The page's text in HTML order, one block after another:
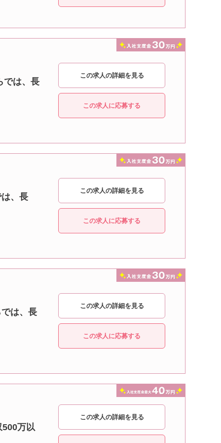
では、長
この求人の詳細を見る
この求人に応募する
、長
この求人の詳細を見る
この求人に応募する
は、長
この求人の詳細を見る
この求人に応募する
万以
この求人の詳細を見る